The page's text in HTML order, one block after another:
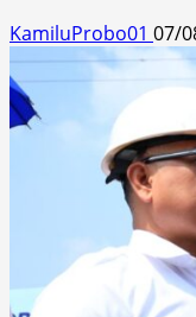
KamiluProbo01 07/